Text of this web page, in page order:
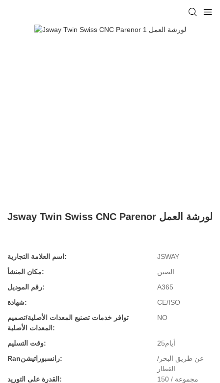
Jsway Twin Swiss CNC Parenor لورشة العمل
اسم العلامة التجارية:
JSWAY
مكان المنشأ:
الصين
رقم الموديل:
A365
شهادة:
CE/ISO
توافر خدمات تصنيع المعدات الأصلية/تصميم
المعدات الأصلية:
NO
وقت التسليم:
أيام25
Ranرانسبوراتيشن:
عن طريق البحر/
القطار
القدرة على التوريد:
150 مجموعة /